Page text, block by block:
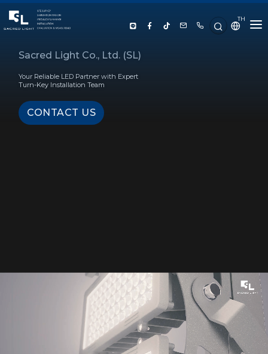
TH
HOME
ABOUT US
PRODUCT
Sacred Light Co., Ltd. (SL)
Your Reliable LED Partner with Expert
Turn-Key Installation Team
CONTACT US